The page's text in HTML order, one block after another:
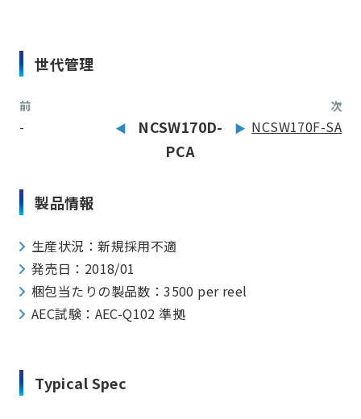
世代管理
前
-
NCSW170D-
PCA
次
NCSW170F-SA
製品情報
生産状況：新規採用不適
発売日：2018/01
梱包当たりの製品数：3500 per reel
AEC試験：AEC-Q102 準拠
Typical Spec